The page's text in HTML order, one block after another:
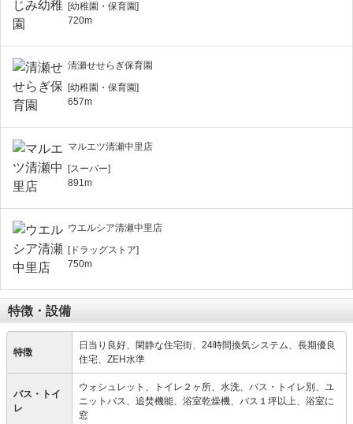
[幼稚園・保育園]
720m
清瀬せせらぎ保育園
[幼稚園・保育園]
657m
マルエツ清瀬中里店
[スーパー]
891m
ウエルシア清瀬中里店
[ドラッグストア]
750m
特徴・設備
特徴
日当り良好、閑静な住宅街、24時間換気システム、長期優良
住宅、ZEH水準
バス・トイ
レ
ウォシュレット、トイレ２ヶ所、水洗、バス・トイレ別、ユ
ニットバス、追焚機能、浴室乾燥機、バス１坪以上、浴室に
窓